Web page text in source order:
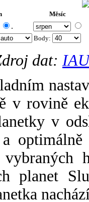
Měsíc
.
Body:
dat:
v rovině
v
planet